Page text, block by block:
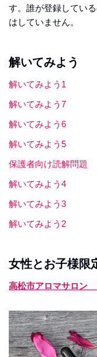
す。誰が登録してい
はしていません。
解いてみよう
解いてみよう1
解いてみよう7
解いてみよう6
解いてみよう5
保護者向け読解問題
解いてみよう4
解いてみよう3
解いてみよう2
女性とお子様限
高松市アロマサロン